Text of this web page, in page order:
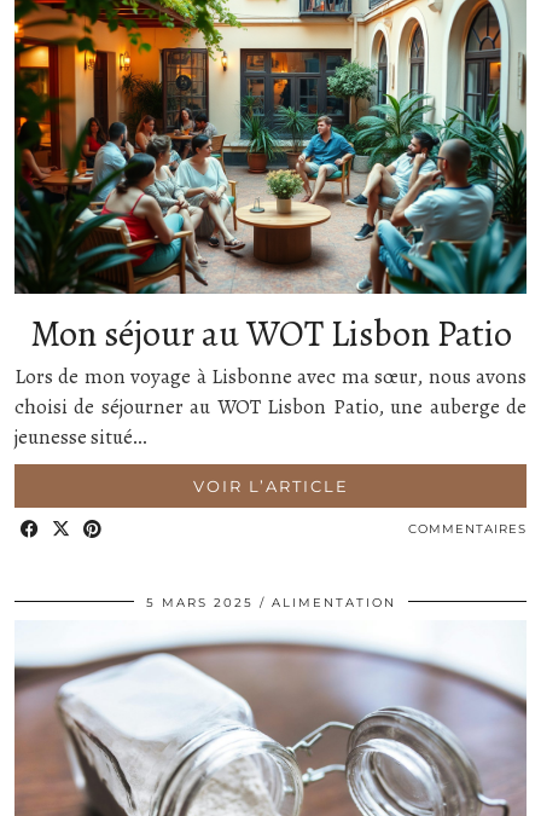
Mon séjour au WOT Lisbon Patio
Lors de mon voyage à Lisbonne avec ma sœur, nous avons
choisi de séjourner au WOT Lisbon Patio, une auberge de
jeunesse situé…
VOIR L’ARTICLE
COMMENTAIRES
5 MARS 2025 ALIMENTATION